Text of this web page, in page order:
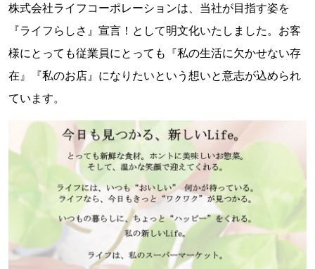
株式会社ライフコーポレーションは、当社が目指す姿を
『ライフらしさ』宣言！として明文化いたしました。お客
様にとっても従業員にとっても『私の生活に欠かせない存
在』『私のお店』になりたいという想いと意志が込められ
ています。